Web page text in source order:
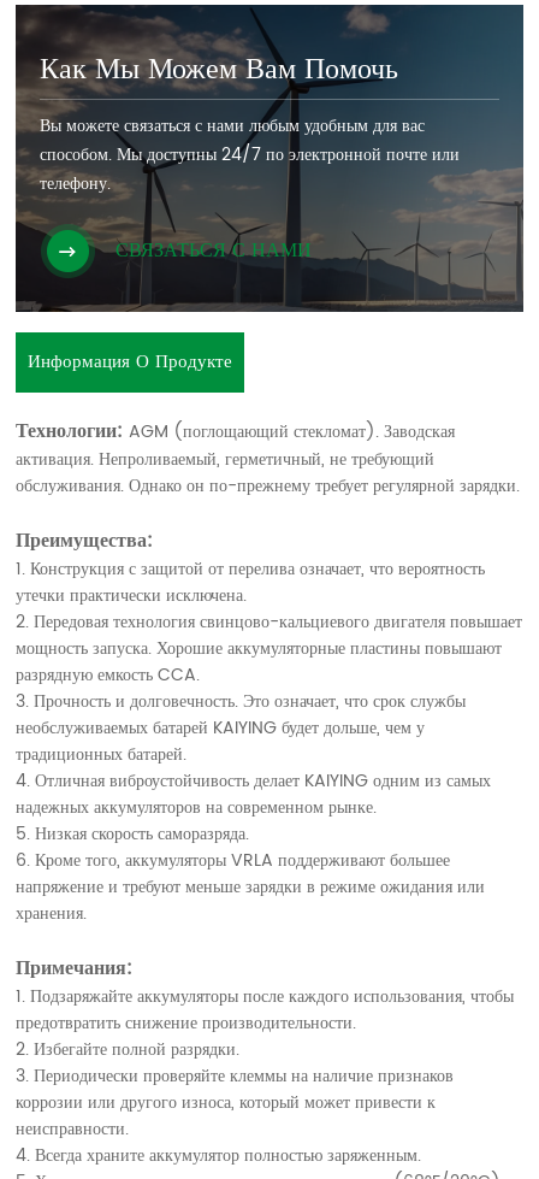
Как Мы Можем Вам Помочь
Вы можете связаться с нами любым удобным для вас
способом. Мы доступны 24/7 по электронной почте или
телефону.
СВЯЗАТЬСЯ С НАМИ
Информация О Продукте
Технологии: AGM (поглощающий стекломат). Заводская
активация. Непроливаемый, герметичный, не требующий
обслуживания. Однако он по-прежнему требует регулярной зарядки.
Преимущества:
1. Конструкция с защитой от перелива означает, что вероятность
утечки практически исключена.
2. Передовая технология свинцово-кальциевого двигателя повышает
мощность запуска. Хорошие аккумуляторные пластины повышают
разрядную емкость CCA.
3. Прочность и долговечность. Это означает, что срок службы
необслуживаемых батарей KAIYING будет дольше, чем у
традиционных батарей.
4. Отличная виброустойчивость делает KAIYING одним из самых
надежных аккумуляторов на современном рынке.
5. Низкая скорость саморазряда.
6. Кроме того, аккумуляторы VRLA поддерживают большее
напряжение и требуют меньше зарядки в режиме ожидания или
хранения.
Примечания:
1. Подзаряжайте аккумуляторы после каждого использования, чтобы
предотвратить снижение производительности.
2. Избегайте полной разрядки.
3. Периодически проверяйте клеммы на наличие признаков
коррозии или другого износа, который может привести к
неисправности.
4. Всегда храните аккумулятор полностью заряженным.